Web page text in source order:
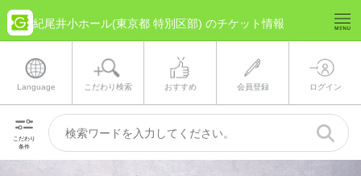
紀尾井小ホール(東京都 特別区部) のチケット情報
Language こだわり検索 おすすめ 会員登録 ログイン
こだわり
条件